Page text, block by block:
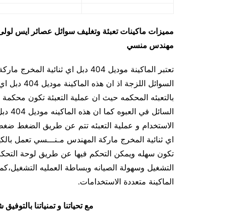
مميزات ماكينات تعبئة وتغليف سوائل عصائر ايس
مهندس منسي
تعتبر الماكينة موديل 404 دبل اي
السوائل
اي ثنائية المخرج ماركة المهندس مـنـــسي تعمل
تكون سهله ويمكن التحكم فيها عن طريق لوحة
التشغيل وسهولة الصيانه وبساطة العمليه
الماكينة متعددة الاستخدامات.
مع تحياتنا و تمنياتنا